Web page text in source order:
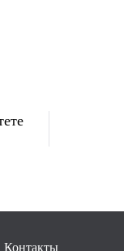
Контакты